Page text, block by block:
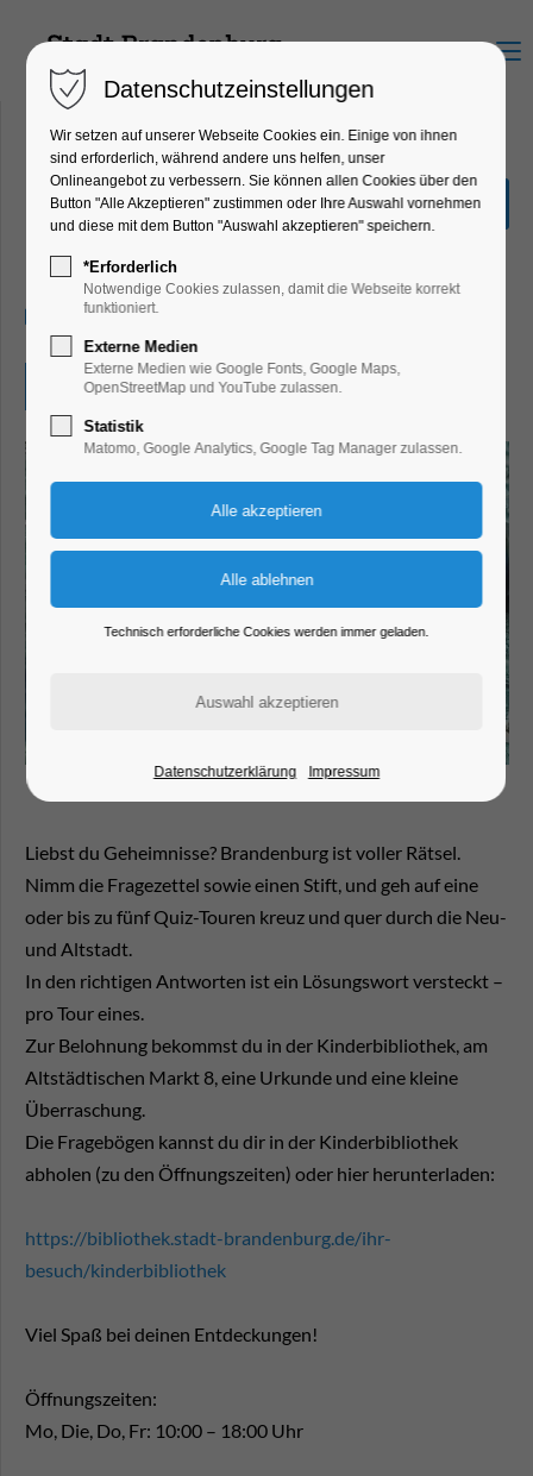
Menu
Quiz-Tour
Ferienkalender, Kinder, Jugend, Mitmach-
Aktion
29.08.2024, 10:00–17:30
Eintritt frei
Liebst du Geheimnisse? Brandenburg ist voller Rätsel.
Nimm die Fragezettel sowie einen Stift, und geh auf eine
oder bis zu fünf Quiz-Touren kreuz und quer durch die Neu-
und Altstadt.
In den richtigen Antworten ist ein Lösungswort versteckt –
pro Tour eines.
Zur Belohnung bekommst du in der Kinderbibliothek, am
Altstädtischen Markt 8, eine Urkunde und eine kleine
Überraschung.
Die Fragebögen kannst du dir in der Kinderbibliothek
abholen (zu den Öffnungszeiten) oder hier herunterladen:
https://bibliothek.stadt-brandenburg.de/ihr-
besuch/kinderbibliothek
Viel Spaß bei deinen Entdeckungen!
Öffnungszeiten:
Mo, Die, Do, Fr: 10:00 – 18:00 Uhr
Datenschutzeinstellungen
Wir setzen auf unserer Webseite Cookies ein. Einige von ihnen
sind erforderlich, während andere uns helfen, unser
Onlineangebot zu verbessern. Sie können allen Cookies über den
Button "Alle Akzeptieren" zustimmen oder Ihre Auswahl vornehmen
und diese mit dem Button "Auswahl akzeptieren" speichern.
*Erforderlich
Notwendige Cookies zulassen, damit die Webseite korrekt
funktioniert.
Externe Medien
Externe Medien wie Google Fonts, Google Maps,
OpenStreetMap und YouTube zulassen.
Statistik
Matomo, Google Analytics, Google Tag Manager zulassen.
Technisch erforderliche Cookies werden immer geladen.
Datenschutzerklärung Impressum